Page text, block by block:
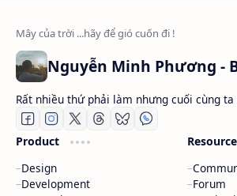
Rất nhiều thứ phải làm nhưng cuối cùng ta
Product
Design
Development
Forum